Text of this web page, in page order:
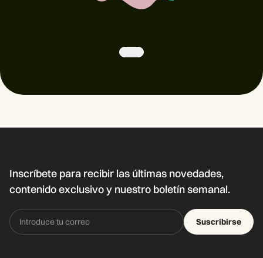
Inscríbete para recibir las últimas novedades,
contenido exclusivo y nuestro boletín semanal.
Suscribirse